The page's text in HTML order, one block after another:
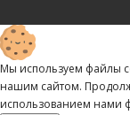
Мы используем файлы
нашим сайтом.
использованием нами